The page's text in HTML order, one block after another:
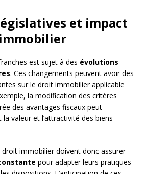
et impact
est sujet à des évolutions
. Ces changements peuvent avoir des
sur le droit immobilier applicable
la modification des critères
des avantages fiscaux peut
valeur et l’attractivité des biens
immobilier doivent donc assurer
pour adapter leurs pratiques